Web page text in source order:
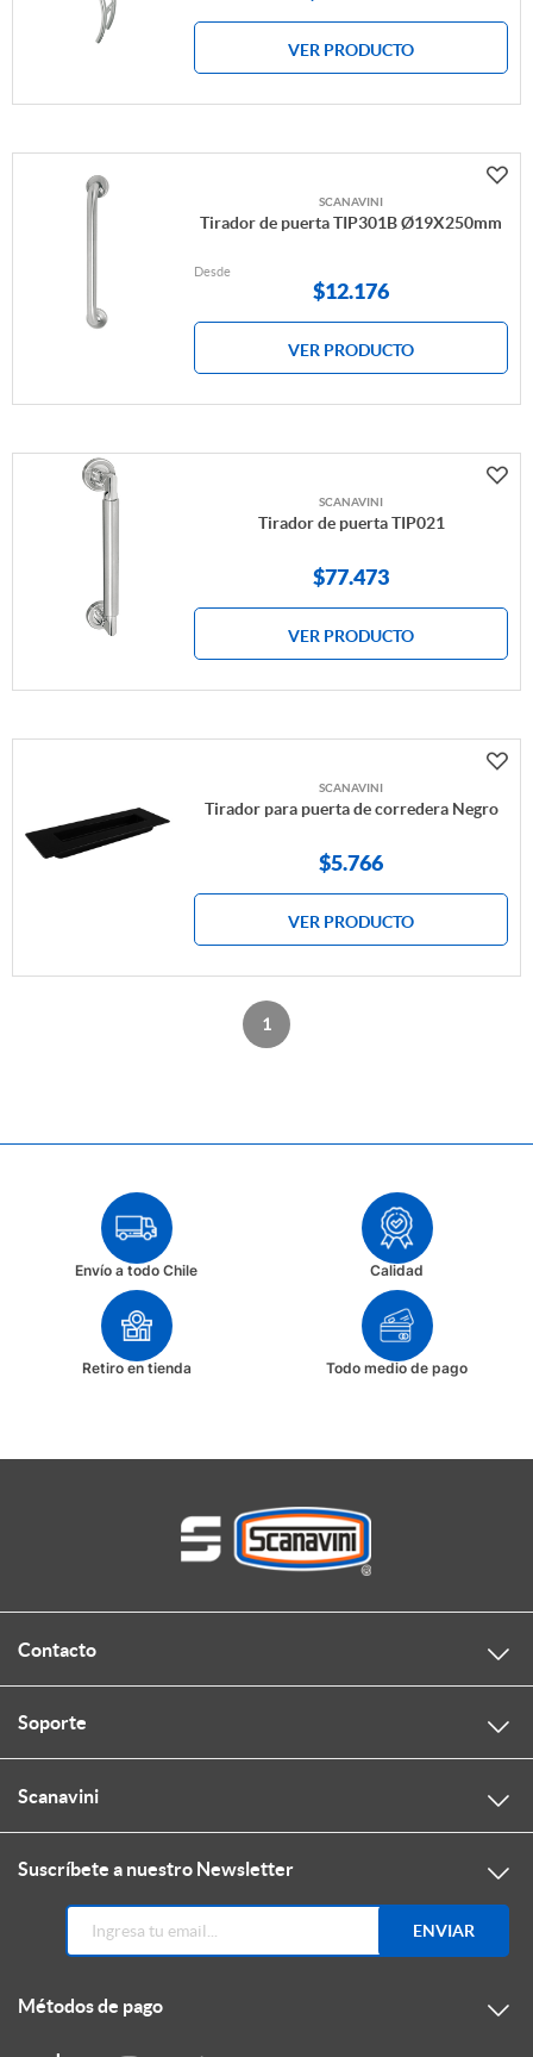
VER PRODUCTO
SCANAVINI
Tirador de puerta TIP301B Ø19X250mm
Desde
$12.176
VER PRODUCTO
SCANAVINI
Tirador de puerta TIP021
$77.473
VER PRODUCTO
SCANAVINI
Tirador para puerta de corredera Negro
$5.766
VER PRODUCTO
1
Envío a todo Chile Calidad
Retiro en tienda Todo medio de pago
Contacto
Soporte
Scanavini
Suscríbete a nuestro Newsletter
ENVIAR
Métodos de pago